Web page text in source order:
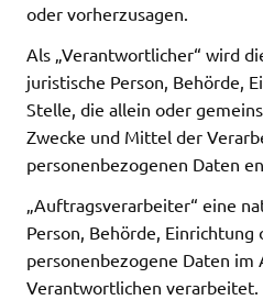
oder vorherzusagen.
Als „Verantwortlicher“ wird
juristische Person, Behörde,
Stelle, die allein oder
Zwecke und Mittel der
personenbezogenen Daten
„Auftragsverarbeiter“ eine
Person, Behörde,
personenbezogene Daten im
Verantwortlichen verarbeitet.